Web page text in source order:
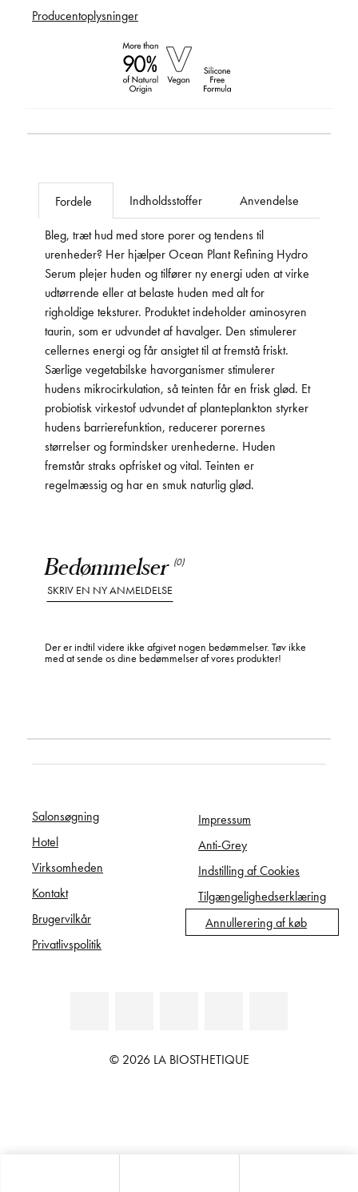
Producentoplysninger
Bedømmelser (0)
SKRIV EN NY ANMELDELSE
Der er indtil videre ikke afgivet nogen bedømmelser. Tøv ikke
med at sende os dine bedømmelser af vores produkter!
Fordele Indholdsstoffer Anvendelse
Bleg, træt hud med store porer og tendens til
urenheder? Her hjælper Ocean Plant Refining Hydro
Serum plejer huden og tilfører ny energi uden at virke
udtørrende eller at belaste huden med alt for
righoldige teksturer. Produktet indeholder aminosyren
taurin, som er udvundet af havalger. Den stimulerer
cellernes energi og får ansigtet til at fremstå friskt.
Særlige vegetabilske havorganismer stimulerer
hudens mikrocirkulation, så teinten får en frisk glød. Et
probiotisk virkestof udvundet af planteplankton styrker
hudens barrierefunktion, reducerer porernes
størrelser og formindsker urenhederne. Huden
fremstår straks opfrisket og vital. Teinten er
regelmæssig og har en smuk naturlig glød.
Salonsøgning
Hotel
Virksomheden
Kontakt
Brugervilkår
Privatlivspolitik
Impressum
Anti-Grey
Indstilling af Cookies
Tilgængelighedserklæring
Annullerering af køb
© 2026 LA BIOSTHETIQUE